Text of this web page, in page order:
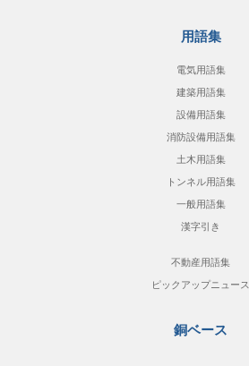
用語集
電気用語集
建築用語集
設備用語集
消防設備用語集
土木用語集
トンネル用語集
一般用語集
漢字引き
不動産用語集
ピックアップニュース
銅ベース